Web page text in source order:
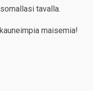
tavalla.
maisemia!